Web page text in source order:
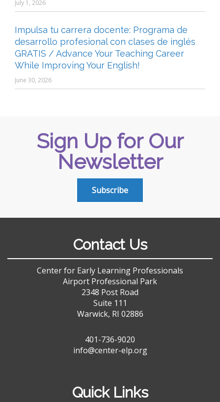
July 1, 2026
Impulsa tu carrera docente: Programa de
desarrollo profesional con clases de inglés
GRATIS / Advance Your Teaching Career
While Improving Your English!
June 30, 2026
Sign Up for Our
Newsletter
Subscribe
Contact Us
Center for Early Learning Professionals
Airport Professional Park
2348 Post Road
Suite 111
Warwick, RI 02886
401-736-9020
info@center-elp.org
Quick Links